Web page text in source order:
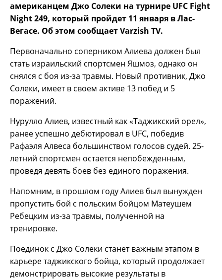
американцем Джо Солеки на турнире UFC Fight
Night 249, который пройдет 11 января в Лас-
Вегасе. Об этом сообщает Varzish TV.
Первоначально соперником Алиева должен был
стать израильский спортсмен Яшмоз, однако он
снялся с боя из-за травмы. Новый противник, Джо
Солеки, имеет в своем активе 13 побед и 5
поражений.
Нурулло Алиев, известный как «Таджикский орел»,
ранее успешно дебютировал в UFC, победив
Рафаэля Алвеса большинством голосов судей. 25-
летний спортсмен остается непобежденным,
проведя девять боев без единого поражения.
Напомним, в прошлом году Алиев был вынужден
пропустить бой с польским бойцом Матеушем
Ребецким из-за травмы, полученной на
тренировке.
Поединок с Джо Солеки станет важным этапом в
карьере таджикского бойца, который продолжает
демонстрировать высокие результаты в